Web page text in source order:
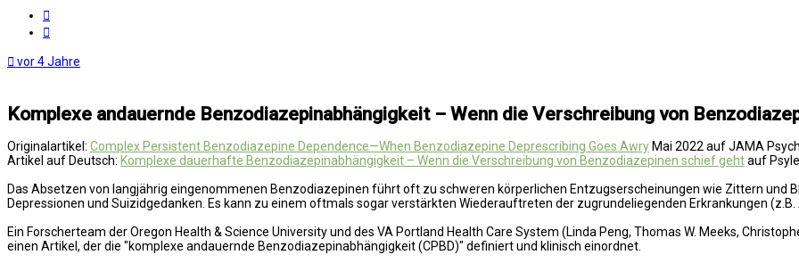
vor 4 Jahre
Komplexe andauernde Benzodiazepinabhängigkeit – Wenn die Verschreibung von
Originalartikel: Complex Persistent Benzodiazepine Dependence—When Benzodiazepine Deprescribing Goes Awry Mai 2022 auf JAMA
Artikel auf Deutsch: Komplexe dauerhafte Benzodiazepinabhängigkeit – Wenn die Verschreibung von Benzodiazepinen schief gehtauf
Das Absetzen von langjährig eingenommenen Benzodiazepinen führt oft zu schweren körperlichen Entzugserscheinungen wie Zittern und
Depressionen und Suizidgedanken. Es kann zu einem oftmals sogar verstärkten Wiederauftreten der zugrundeliegenden Erkrankungen
Ein Forscherteam der Oregon Health & Science University und des VA Portland Health Care System (Linda Peng, Thomas W. Meeks,
einen Artikel, der die "komplexe andauernde Benzodiazepinabhängigkeit (CPBD)" definiert und klinisch einordnet.